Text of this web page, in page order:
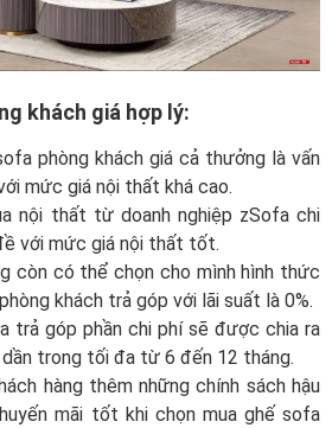
khách giá hợp lý:
phòng khách giá cả thưởng là vấn
mức giá nội thất khá cao.
nội thất từ doanh nghiệp zSofa chi
với mức giá nội thất tốt.
còn có thể chọn cho mình hình thức
khách trả góp với lãi suất là 0%.
trả góp phần chi phí sẽ được chia ra
trong tối đa từ 6 đến 12 tháng.
hàng thêm những chính sách hậu
mãi tốt khi chọn mua ghế sofa